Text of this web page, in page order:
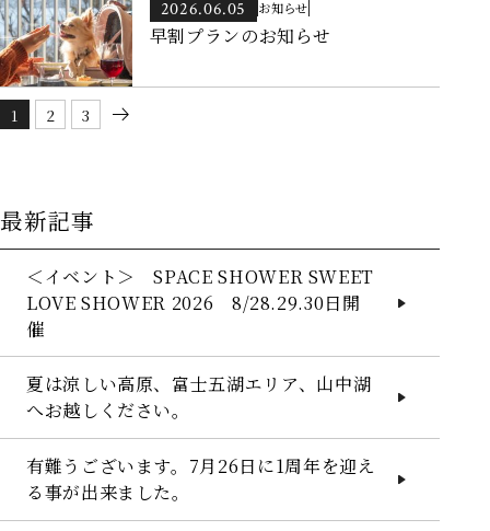
2026.06.05 お知らせ
早割プランのお知らせ
1 2 3
最新記事
＜イベント＞ SPACE SHOWER SWEET
LOVE SHOWER 2026 8/28.29.30日開
催
夏は涼しい高原、富士五湖エリア、山中湖
へお越しください。
有難うございます。7月26日に1周年を迎え
る事が出来ました。
レストラン
館内施設
観光案内
観光マップ
サービス